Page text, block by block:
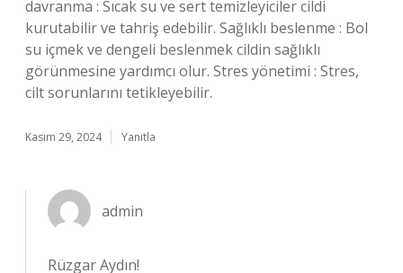
davranma : Sıcak su ve sert temizleyiciler cildi
kurutabilir ve tahriş edebilir. Sağlıklı beslenme : Bol
su içmek ve dengeli beslenmek cildin sağlıklı
görünmesine yardımcı olur. Stres yönetimi : Stres,
cilt sorunlarını tetikleyebilir.
Kasım 29, 2024 Yanıtla
admin
Rüzgar Aydın!